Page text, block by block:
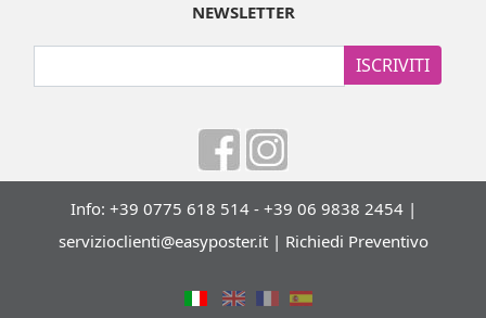
NEWSLETTER
ISCRIVITI
Info: +39 0775 618 514 - +39 06 9838 2454 |
servizioclienti@easyposter.it| Richiedi Preventivo